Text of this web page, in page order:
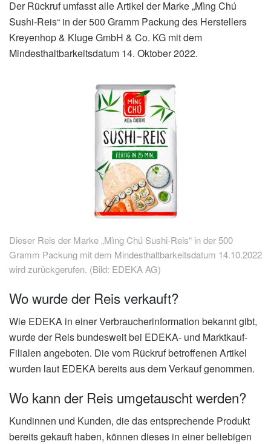
Der Rückruf umfasst alle Artikel der Marke „Mìng Chú
Sushi-Reis“ in der 500 Gramm Packung des Herstellers
Kreyenhop & Kluge GmbH & Co. KG mit dem
Mindesthaltbarkeitsdatum 14. Oktober 2022.
Dieser Reis der Marke „Mìng Chú Sushi-Reis“ in der 500
Gramm Packung mit dem Mindesthaltbarkeitsdatum 14.10.2022
wird zurückgerufen. (Bild: EDEKA AG)
Wo wurde der Reis verkauft?
Wie EDEKA in einer Verbraucherinformation bekannt gibt,
wurde der Reis bundesweit bei EDEKA- und Marktkauf-
Filialen angeboten. Die vom Rückruf betroffenen Artikel
wurden laut EDEKA bereits aus dem Verkauf genommen.
Wo kann der Reis umgetauscht werden?
Kundinnen und Kunden, die das entsprechende Produkt
bereits gekauft haben, können dieses in einer beliebigen